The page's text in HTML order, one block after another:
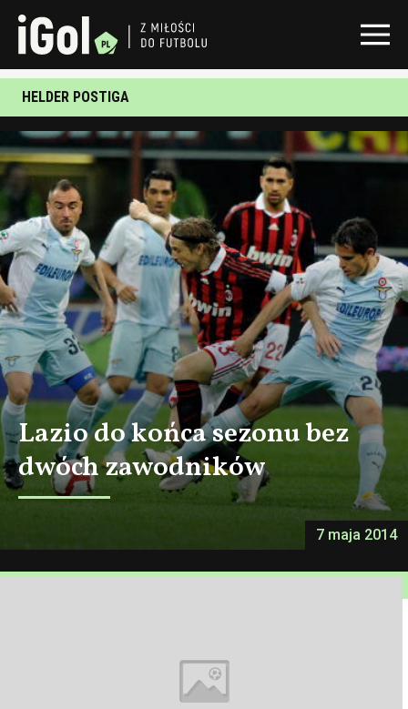
HELDER POSTIGA
7 maja 2014
Lazio do końca sezonu bez
dwóch zawodników